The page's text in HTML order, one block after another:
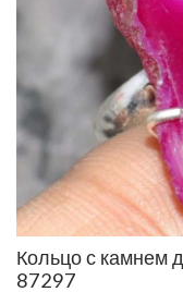
Кольцо с камнем
87297